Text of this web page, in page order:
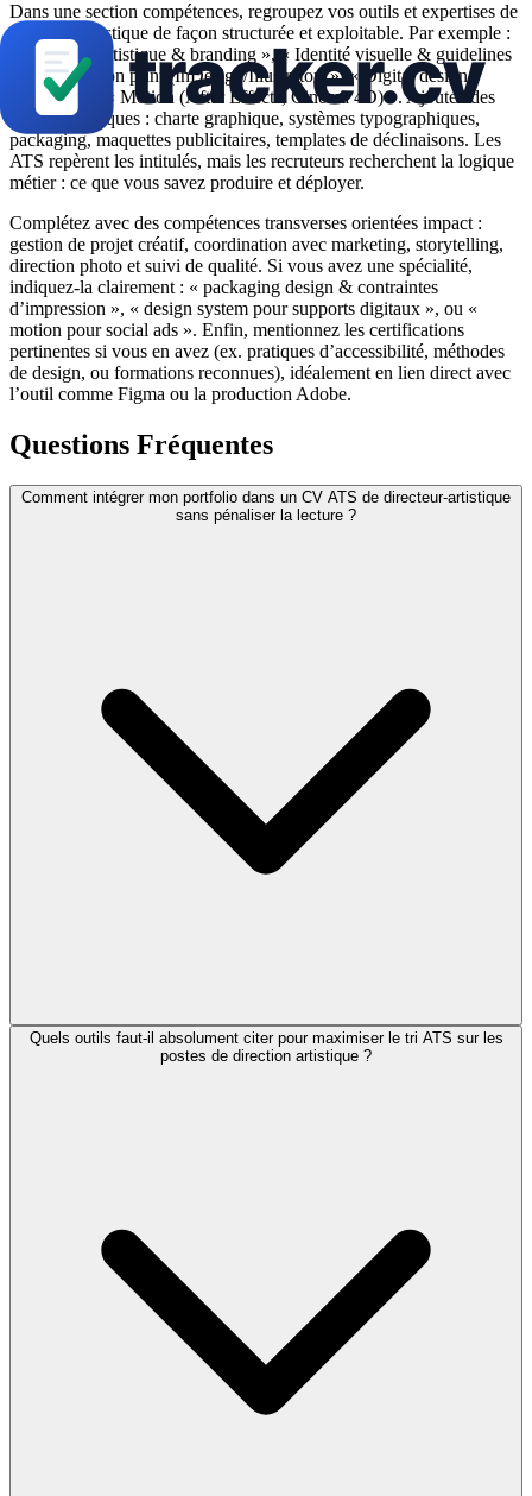
Dans une section compétences, regroupez vos outils et expertises de
directeur-artistique de façon structurée et exploitable. Par exemple :
« Direction artistique & branding », « Identité visuelle & guidelines
», « Production print (InDesign/Illustrator) », « Digital design
(Figma) » et « Motion (After Effects, Cinema 4D) ». Ajoutez des
livrables typiques : charte graphique, systèmes typographiques,
packaging, maquettes publicitaires, templates de déclinaisons. Les
ATS repèrent les intitulés, mais les recruteurs recherchent la logique
métier : ce que vous savez produire et déployer.
Complétez avec des compétences transverses orientées impact :
gestion de projet créatif, coordination avec marketing, storytelling,
direction photo et suivi de qualité. Si vous avez une spécialité,
indiquez-la clairement : « packaging design & contraintes
d’impression », « design system pour supports digitaux », ou «
motion pour social ads ». Enfin, mentionnez les certifications
pertinentes si vous en avez (ex. pratiques d’accessibilité, méthodes
de design, ou formations reconnues), idéalement en lien direct avec
l’outil comme Figma ou la production Adobe.
Questions Fréquentes
Comment intégrer mon portfolio dans un CV ATS de directeur-artistique
sans pénaliser la lecture ?
Quels outils faut-il absolument citer pour maximiser le tri ATS sur les
postes de direction artistique ?